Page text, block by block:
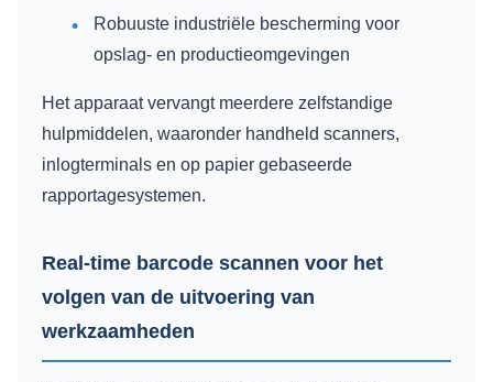
Robuuste industriële bescherming voor
opslag- en productieomgevingen
Het apparaat vervangt meerdere zelfstandige
hulpmiddelen, waaronder handheld scanners,
inlogterminals en op papier gebaseerde
rapportagesystemen.
Real-time barcode scannen voor het
volgen van de uitvoering van
werkzaamheden